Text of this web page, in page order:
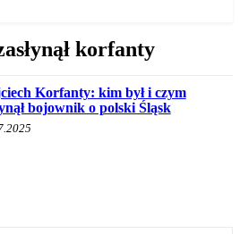
korfanty
Korfanty: kim był i czym
bojownik o polski Śląsk